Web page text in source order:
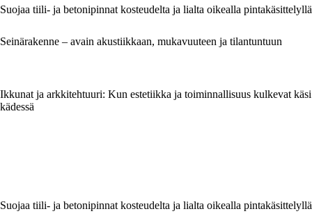
Suojaa tiili- ja betonipinnat kosteudelta ja lialta oikealla pintakäsittelyllä
Seinärakenne – avain akustiikkaan, mukavuuteen ja tilantuntuun
Ikkunat ja arkkitehtuuri: Kun estetiikka ja toiminnallisuus kulkevat käsi
kädessä
Suojaa tiili- ja betonipinnat kosteudelta ja lialta oikealla pintakäsittelyllä